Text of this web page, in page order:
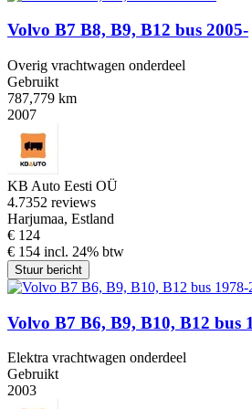
Volvo B7 B8, B9, B12 bus 2005-
Overig vrachtwagen onderdeel
Gebruikt
787,779 km
2007
KB Auto Eesti OÜ
4.7352 reviews
Harjumaa, Estland
€ 124
€ 154 incl. 24% btw
Stuur bericht
Volvo B7 B6, B9, B10, B12 bus
Elektra vrachtwagen onderdeel
Gebruikt
2003